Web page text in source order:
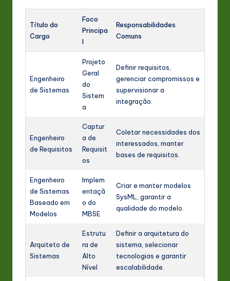
Título do
Cargo
Foco
Principa
l
Responsabilidades
Comuns
Engenheiro
de Sistemas
Projeto
Geral
do
Sistem
a
Definir requisitos,
gerenciar compromissos e
supervisionar a
integração.
Engenheiro
de Requisitos
Captur
a de
Requisit
os
Coletar necessidades dos
interessados, manter
bases de requisitos.
Engenheiro
de Sistemas
Baseado em
Modelos
Implem
entaçã
o do
MBSE
Criar e manter modelos
SysML, garantir a
qualidade do modelo.
Arquiteto de
Sistemas
Estrutu
ra de
Alto
Nível
Definir a arquitetura do
sistema, selecionar
tecnologias e garantir
escalabilidade.